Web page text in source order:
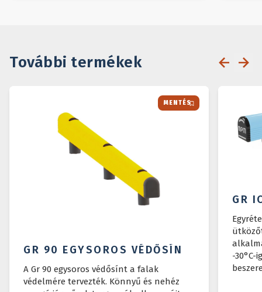
További termékek
MENTÉS
GR 90 EGYSOROS VÉDŐSÍN
A Gr 90 egysoros védősínt a falak
védelmére tervezték. Könnyű és nehéz
GR
-